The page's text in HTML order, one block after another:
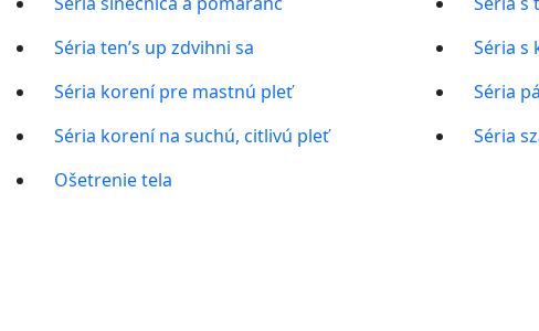
Séria ten’s up zdvihni sa
Séria korení pre mastnú pleť
Séria korení na suchú, citlivú pleť
Ošetrenie tela
Séria s
Séria
Séria